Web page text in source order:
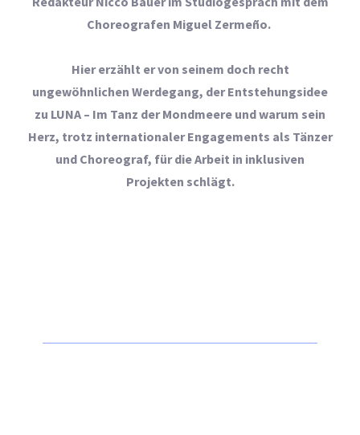
Choreografen Miguel Zermeño.
Hier erzählt er von seinem doch recht
ungewöhnlichen Werdegang, der Entstehungsidee
zu LUNA – Im Tanz der Mondmeere und warum sein
Herz, trotz internationaler Engagements als Tänzer
und Choreograf, für die Arbeit in inklusiven
Projekten schlägt.